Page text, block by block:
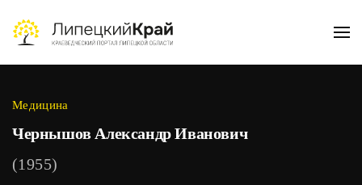
Skip to main content
Медицина
Чернышов Александр Иванович
(1955)